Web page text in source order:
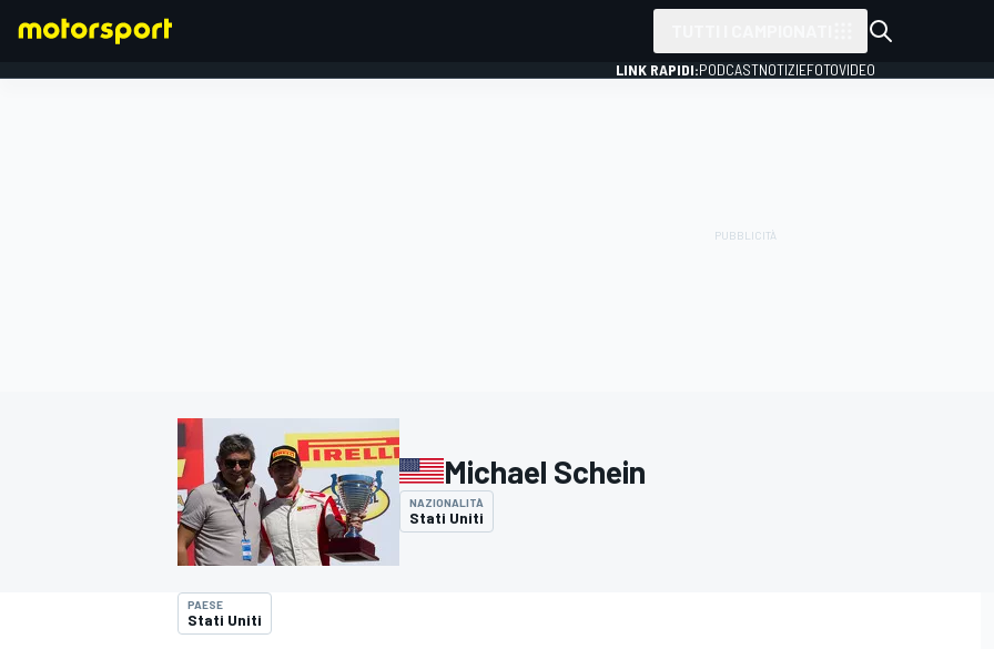
MOTOGP WEC
LINK RAPIDI:PODCASTNOTIZIEFOTOVIDEO
Michael Schein
NAZIONALITÀ
Stati Uniti
PAESE
Stati Uniti